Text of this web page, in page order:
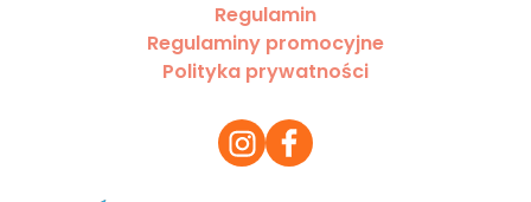
Regulamin
Regulaminy promocyjne
Polityka prywatności